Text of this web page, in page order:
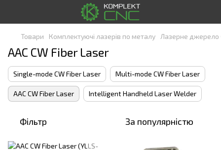
Товари Комплектуючі лазерів по металу Лазерне джерело
AAC CW Fiber Laser
Single-mode CW Fiber Laser Multi-mode CW Fiber Laser
AAC CW Fiber Laser Intelligent Handheld Laser Welder
Фільтр За популярністю